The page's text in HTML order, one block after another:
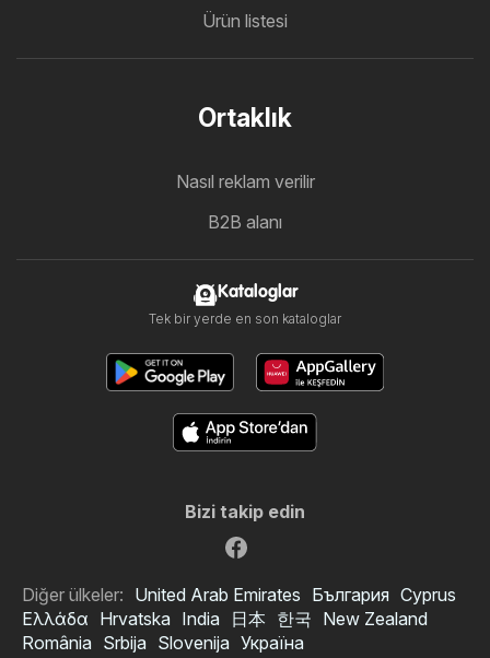
Ürün listesi
Ortaklık
Nasıl reklam verilir
B2B alanı
Kataloglar
Tek bir yerde en son kataloglar
Bizi takip edin
Diğer ülkeler: United Arab Emirates България Cyprus
Ελλάδα Hrvatska India 日本 한국 New Zealand
România Srbija Slovenija Україна